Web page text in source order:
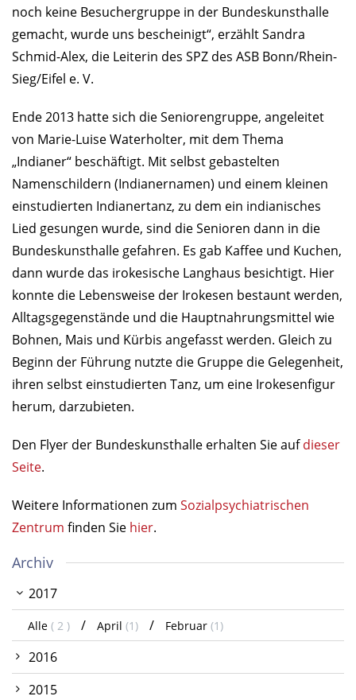
noch keine Besuchergruppe in der Bundeskunsthalle
gemacht, wurde uns bescheinigt“, erzählt Sandra
Schmid-Alex, die Leiterin des SPZ des ASB Bonn/Rhein-
Sieg/Eifel e. V.
Ende 2013 hatte sich die Seniorengruppe, angeleitet
von Marie-Luise Waterholter, mit dem Thema
„Indianer“ beschäftigt. Mit selbst gebastelten
Namenschildern (Indianernamen) und einem kleinen
einstudierten Indianertanz, zu dem ein indianisches
Lied gesungen wurde, sind die Senioren dann in die
Bundeskunsthalle gefahren. Es gab Kaffee und Kuchen,
dann wurde das irokesische Langhaus besichtigt. Hier
konnte die Lebensweise der Irokesen bestaunt werden,
Alltagsgegenstände und die Hauptnahrungsmittel wie
Bohnen, Mais und Kürbis angefasst werden. Gleich zu
Beginn der Führung nutzte die Gruppe die Gelegenheit,
ihren selbst einstudierten Tanz, um eine Irokesenfigur
herum, darzubieten.
Den Flyer der Bundeskunsthalle erhalten Sie aufdieser
Seite.
Weitere Informationen zum Sozialpsychiatrischen
Zentrum finden Sie hier.
Archiv
2017
Alle ( 2 ) April (1) Februar (1)
2016
2015